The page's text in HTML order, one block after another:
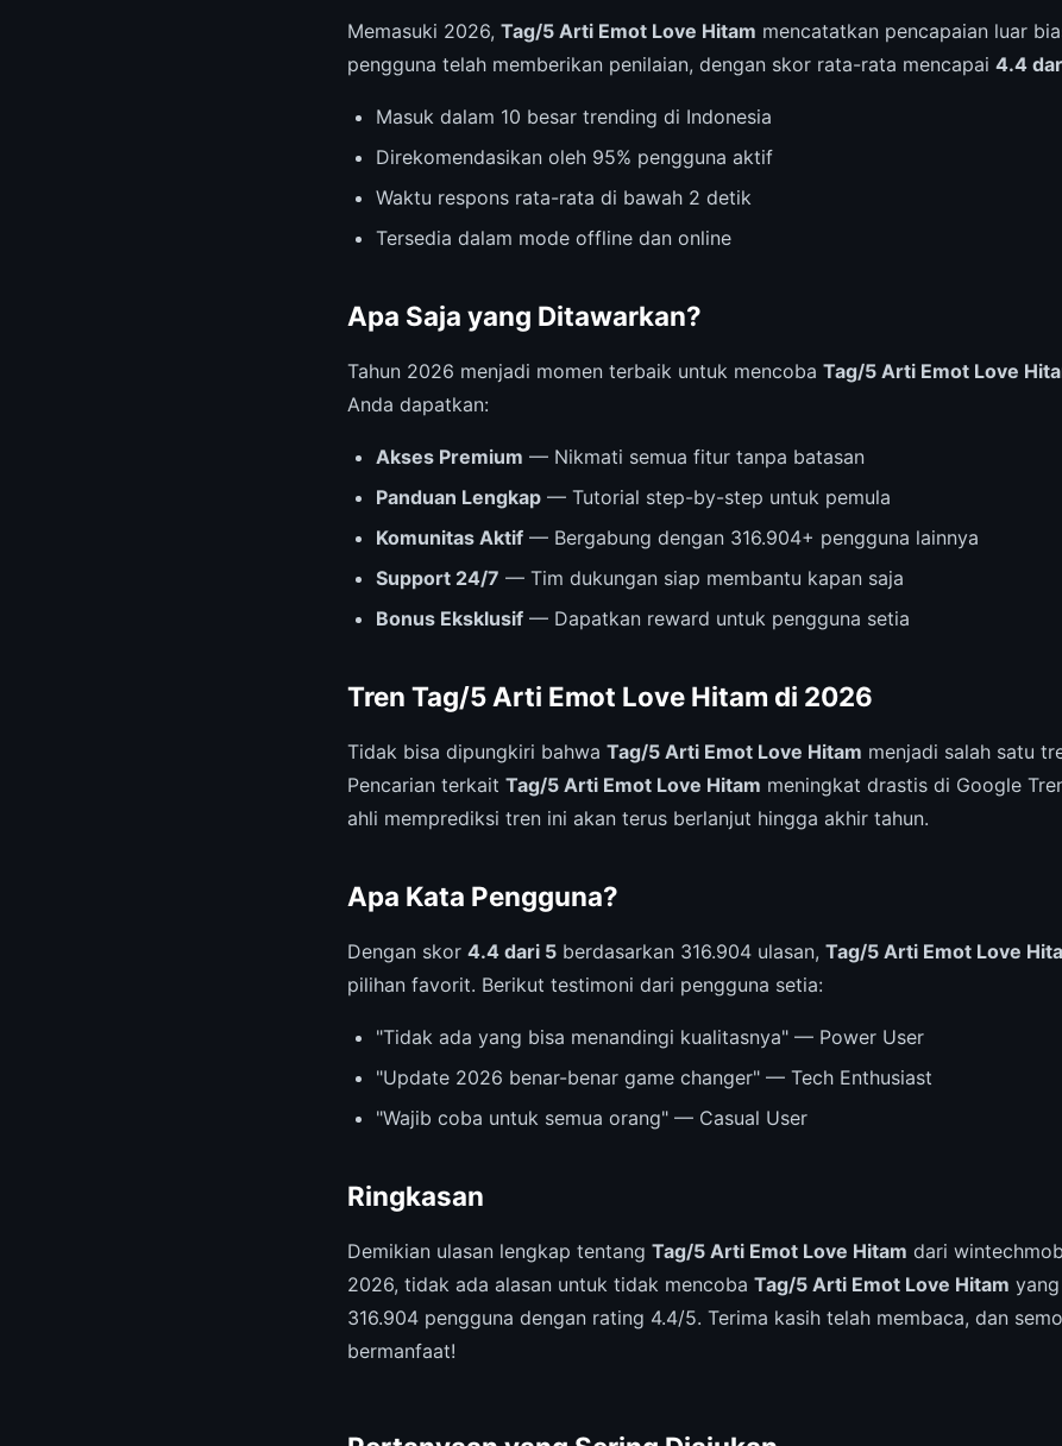
Memasuki 2026, Tag/5 Arti Emot Love Hitam mencatatkan pencapaian luar
pengguna telah memberikan penilaian, dengan skor rata-rata mencapai 4.4
Masuk dalam 10 besar trending di Indonesia
Direkomendasikan oleh 95% pengguna aktif
Waktu respons rata-rata di bawah 2 detik
Tersedia dalam mode offline dan online
Apa Saja yang Ditawarkan?
Tahun 2026 menjadi momen terbaik untuk mencoba Tag/5 Arti Emot Love
Anda dapatkan:
Akses Premium — Nikmati semua fitur tanpa batasan
Panduan Lengkap — Tutorial step-by-step untuk pemula
Komunitas Aktif — Bergabung dengan 316.904+ pengguna lainnya
Support 24/7 — Tim dukungan siap membantu kapan saja
Bonus Eksklusif — Dapatkan reward untuk pengguna setia
Tren Tag/5 Arti Emot Love Hitam di 2026
Tidak bisa dipungkiri bahwa Tag/5 Arti Emot Love Hitam menjadi salah satu
Pencarian terkait Tag/5 Arti Emot Love Hitam meningkat drastis di Google
ahli memprediksi tren ini akan terus berlanjut hingga akhir tahun.
Apa Kata Pengguna?
Dengan skor 4.4 dari 5 berdasarkan 316.904 ulasan, Tag/5 Arti Emot Love
pilihan favorit. Berikut testimoni dari pengguna setia:
"Tidak ada yang bisa menandingi kualitasnya" — Power User
"Update 2026 benar-benar game changer" — Tech Enthusiast
"Wajib coba untuk semua orang" — Casual User
Ringkasan
Demikian ulasan lengkap tentang Tag/5 Arti Emot Love Hitam dari
2026, tidak ada alasan untuk tidak mencoba Tag/5 Arti Emot Love Hitam
316.904 pengguna dengan rating 4.4/5. Terima kasih telah membaca, dan
bermanfaat!